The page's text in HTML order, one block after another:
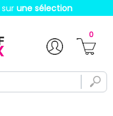
sur une sélection
0